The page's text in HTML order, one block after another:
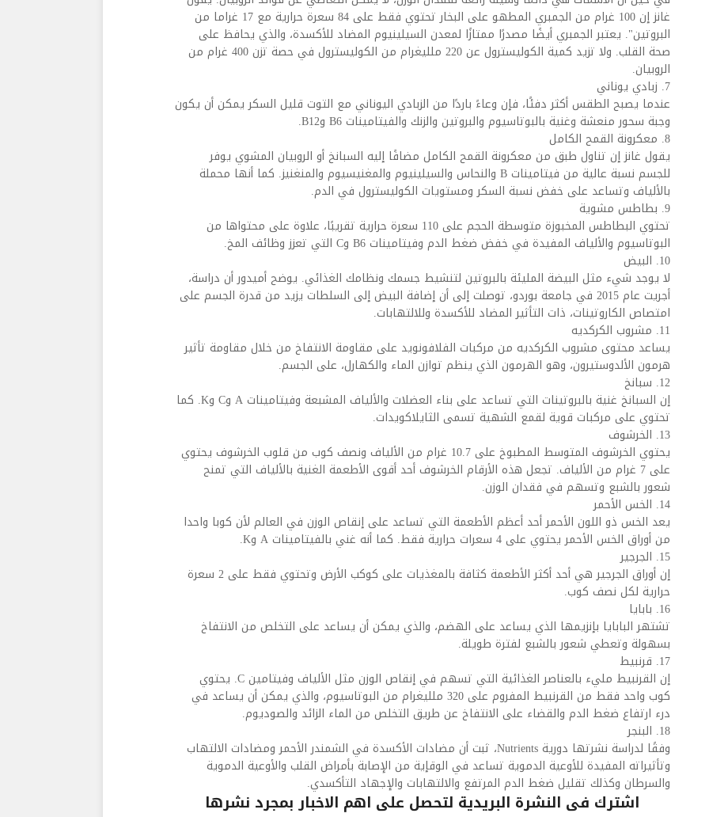
غانز إن 100 غرام من الجمبري المطهو على البخار تحتوي فقط على 84 سعرة حرارية مع 17 غراما من
البروتين". يعتبر الجمبري أيضًا مصدرًا ممتازًا لمعدن السيلينيوم المضاد للأكسدة، والذي يحافظ على
صحة القلب. ولا تزيد كمية الكوليسترول عن 220 ملليغرام من الكوليسترول في حصة تزن 400 غرام من
الروبيان.
7. زبادي يوناني
عندما يصبح الطقس أكثر دفئًا، فإن وعاءً باردًا من الزبادي اليوناني مع التوت قليل السكر يمكن أن يكون
وجبة سحور منعشة وغنية بالبوتاسيوم والبروتين والزنك والفيتامينات B6 وB12.
8. معكرونة القمح الكامل
يقول غانز إن تناول طبق من معكرونة القمح الكامل مضافًا إليه السبانخ أو الروبيان المشوي يوفر
للجسم نسبة عالية من فيتامينات B والنحاس والسيلينيوم والمغنيسيوم والمنغنيز. كما أنها محملة
بالألياف وتساعد على خفض نسبة السكر ومستويات الكوليسترول في الدم.
9. بطاطس مشوية
تحتوي البطاطس المخبوزة متوسطة الحجم على 110 سعرة حرارية تقريبًا، علاوة على محتواها من
البوتاسيوم والألياف المفيدة في خفض ضغط الدم وفيتامينات B6 وC التي تعزز وظائف المخ.
10. البيض
لا يوجد شيء مثل البيضة المليئة بالبروتين لتنشيط جسمك ونظامك الغذائي. يوضح أميدور أن دراسة،
أجريت عام 2015 في جامعة بوردو، توصلت إلى أن إضافة البيض إلى السلطات يزيد من قدرة الجسم على
امتصاص الكاروتينات، ذات التأثير المضاد للأكسدة وللالتهابات.
11. مشروب الكركديه
يساعد محتوى مشروب الكركديه من مركبات الفلافونويد على مقاومة الانتفاخ من خلال مقاومة تأثير
هرمون الألدوستيرون، وهو الهرمون الذي ينظم توازن الماء والكهارل، على الجسم.
12. سبانخ
إن السبانخ غنية بالبروتينات التي تساعد على بناء العضلات والألياف المشبعة وفيتامينات A وC وK. كما
تحتوي على مركبات قوية لقمع الشهية تسمى الثايلاكويدات.
13. الخرشوف
يحتوي الخرشوف المتوسط المطبوخ على 10.7 غرام من الألياف ونصف كوب من قلوب الخرشوف يحتوي
على 7 غرام من الألياف. تجعل هذه الأرقام الخرشوف أحد أقوى الأطعمة الغنية بالألياف التي تمنح
شعور بالشبع وتسهم في فقدان الوزن.
14. الخس الأحمر
يعد الخس ذو اللون الأحمر أحد أعظم الأطعمة التي تساعد على إنقاص الوزن في العالم لأن كوبا واحدا
من أوراق الخس الأحمر يحتوي على 4 سعرات حرارية فقط. كما أنه غني بالفيتامينات A وK.
15. الجرجير
إن أوراق الجرجير هي أحد أكثر الأطعمة كثافة بالمغذيات على كوكب الأرض وتحتوي فقط على 2 سعرة
حرارية لكل نصف كوب.
16. بابايا
تشتهر البابايا بإنزيمها الذي يساعد على الهضم، والذي يمكن أن يساعد على التخلص من الانتفاخ
بسهولة وتعطي شعور بالشبع لفترة طويلة.
17. قرنبيط
إن القرنبيط مليء بالعناصر الغذائية التي تسهم في إنقاص الوزن مثل الألياف وفيتامين C. يحتوي
كوب واحد فقط من القرنبيط المفروم على 320 ملليغرام من البوتاسيوم، والذي يمكن أن يساعد في
درء ارتفاع ضغط الدم والقضاء على الانتفاخ عن طريق التخلص من الماء الزائد والصوديوم.
18. البنجر
وفقًا لدراسة نشرتها دورية Nutrients، ثبت أن مضادات الأكسدة في الشمندر الأحمر ومضادات الالتهاب
وتأثيراته المفيدة للأوعية الدموية تساعد في الوقإية من الإصابة بأمراض القلب والأوعية الدموية
والسرطان وكذلك تقليل ضغط الدم المرتفع والالتهابات والإجهاد التأكسدي.
اشترك فى النشرة البريدية لتحصل على اهم الاخبار بمجرد نشرها